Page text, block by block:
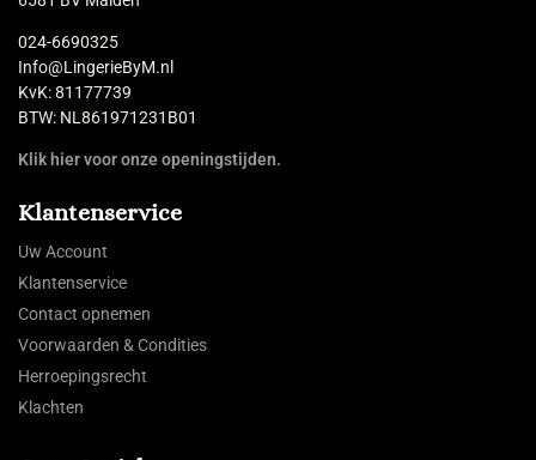
024-6690325
Info@LingerieByM.nl
KvK: 81177739
BTW: NL861971231B01
Klik hier voor onze openingstijden.
Klantenservice
Uw Account
Klantenservice
Contact opnemen
Voorwaarden & Condities
Herroepingsrecht
Klachten